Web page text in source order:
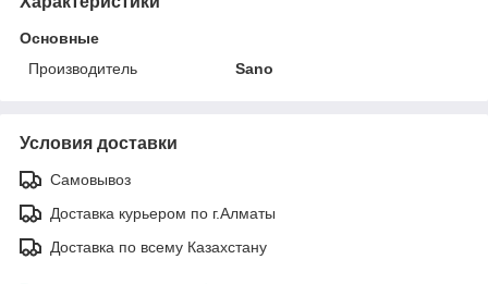
Основные
Производитель
Sano
Условия доставки
Самовывоз
Доставка курьером по г.Алматы
Доставка по всему Казахстану